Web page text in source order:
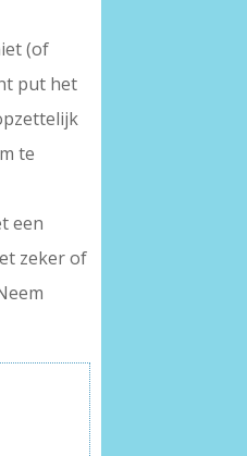
(of
put het
te
een
zeker of